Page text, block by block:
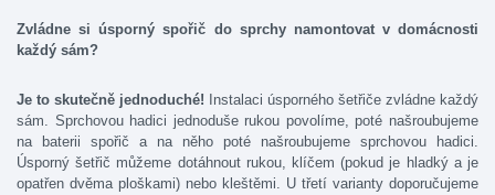
Zvládne si úsporný spořič do sprchy namontovat v domácnosti
každý sám?
Je to skutečně jednoduché! Instalaci úsporného šetřiče zvládne každý
sám. Sprchovou hadici jednoduše rukou povolíme, poté našroubujeme
na baterii spořič a na něho poté našroubujeme sprchovou hadici.
Úsporný šetřič můžeme dotáhnout rukou, klíčem (pokud je hladký a je
opatřen dvěma ploškami) nebo kleštěmi. U třetí varianty doporučujeme